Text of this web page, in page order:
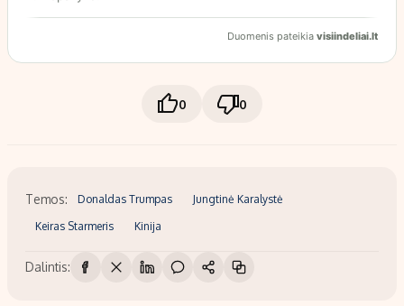
0 0
Temos: Donaldas Trumpas Jungtinė Karalystė
Keiras Starmeris Kinija
Dalintis: